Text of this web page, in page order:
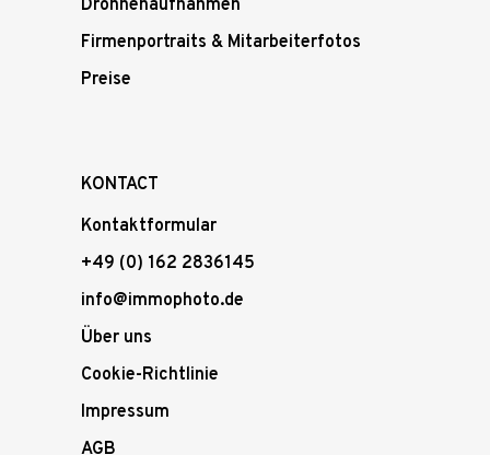
Drohnenaufnahmen
Firmenportraits & Mitarbeiterfotos
Preise
KONTACT
Kontaktformular
+49 (0) 162 2836145
info@immophoto.de
Über uns
Cookie-Richtlinie
Impressum
AGB